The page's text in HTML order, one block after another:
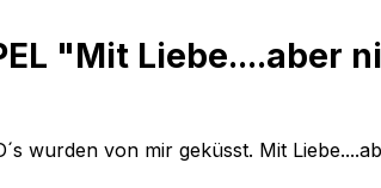
"Mit Liebe....aber
wurden von mir geküsst. Mit